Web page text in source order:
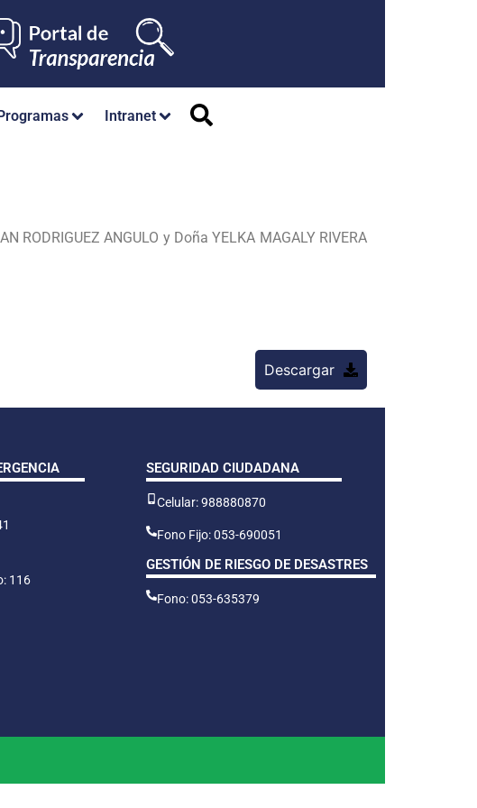
Intranet
RODRIGUEZ ANGULO y Doña YELKA MAGALY RIVERA
Descargar
116
SEGURIDAD CIUDADANA
Celular: 988880870
Fono Fijo: 053-690051
GESTIÓN DE RIESGO DE DESASTRES
Fono: 053-635379